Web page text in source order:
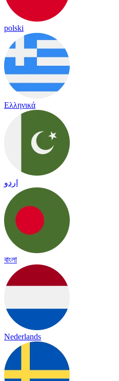
polski
Ελληνικά
اردو
বাংলা
Nederlands